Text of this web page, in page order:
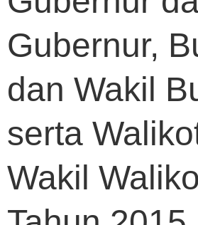
Gubernur,
dan Wakil
serta
Wakil